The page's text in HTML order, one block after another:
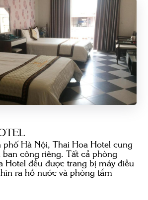
phố Hà Nội, Thai Hoa Hotel cung
ban công riêng. Tất cả phòng
Hotel đều được trang bị máy điều
ra hồ nước và phòng tắm